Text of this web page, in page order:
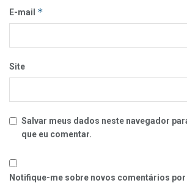
E-mail *
Site
Salvar meus dados neste navegador
que eu comentar.
Notifique-me sobre novos comentários